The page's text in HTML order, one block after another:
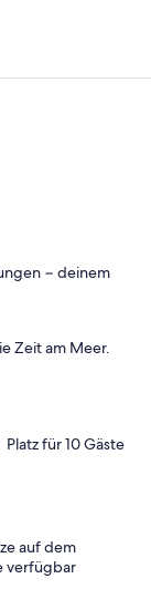
− deinem
Zeit am Meer.
Platz für 10 Gäste
auf dem
verfügbar